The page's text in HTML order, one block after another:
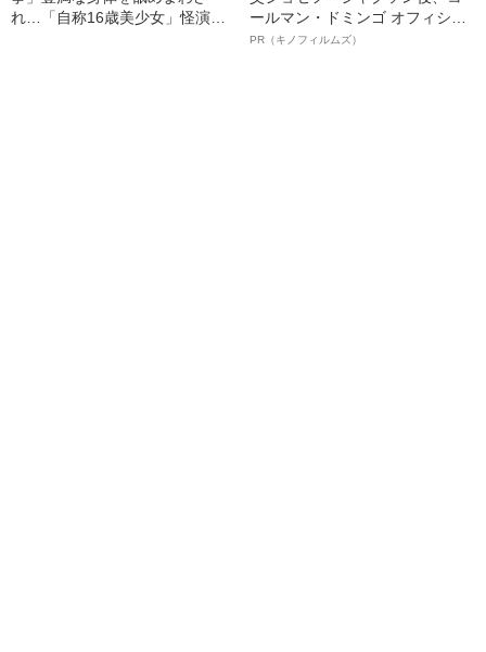
れ…「自称16歳美少女」怪演
ールマン・ドミンゴ オフィシャ
ルインタビュー“観客を魅了した
PR（キノフィルムズ）